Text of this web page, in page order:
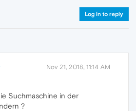
Log in to reply
Nov 21, 2018, 11:14 AM
Suchmaschine in der
?